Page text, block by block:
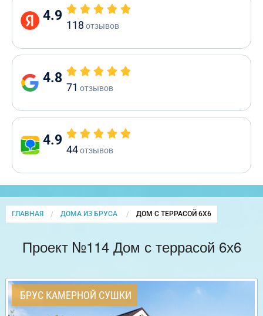
4.9
118 отзывов
4.8
71 отзывов
4.9
44отзывов
ГЛАВНАЯ ДОМА ИЗ БРУСА CURRENT:
ДОМ С ТЕРРАСОЙ 6Х6
Проект №114 Дом с террасой 6х6
БРУС КАМЕРНОЙ СУШКИ